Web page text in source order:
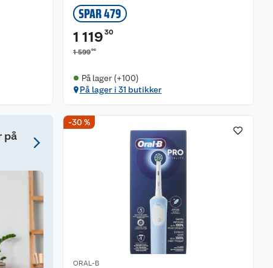
SPAR 479
1 119 30
1 59900
På lager (+100)
På lager i 31 butikker
på
-30 %
ORAL-B